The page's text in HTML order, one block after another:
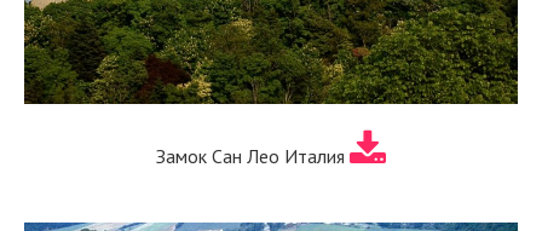
Замок Сан Лео Италия